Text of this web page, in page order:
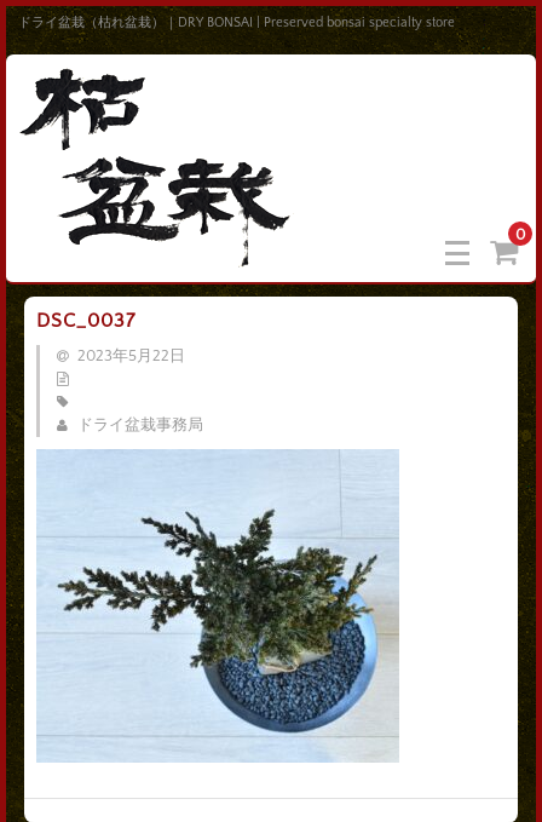
ドライ盆栽（枯れ盆栽）｜DRY BONSAI | Preserved bonsai specialty store
0
DSC_0037
2023年5月22日
ドライ盆栽事務局